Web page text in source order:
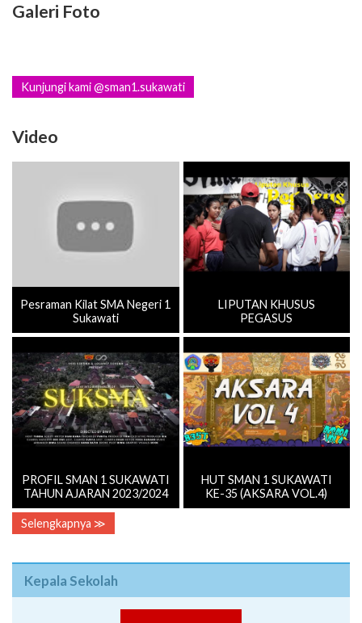
Galeri Foto
Kunjungi kami @sman1.sukawati
Video
Pesraman Kilat SMA Negeri 1
Sukawati
LIPUTAN KHUSUS
PEGASUS
PROFIL SMAN 1 SUKAWATI
TAHUN AJARAN 2023/2024
HUT SMAN 1 SUKAWATI
KE-35 (AKSARA VOL.4)
Selengkapnya ≫
Kepala Sekolah